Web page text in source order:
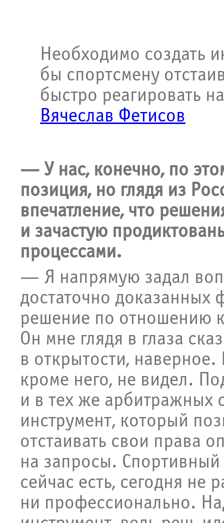
Необходимо создать
бы спортсмену
быстро реагировать
Вячеслав Фетисов
— У нас, конечно, по
позиция, но глядя из
впечатление, что
и зачастую
процессами.
— Я напрямую задал
достаточно доказанных
решение по отношению
Он мне глядя в глаза
в открытости,
кроме него, не видел.
и в тех же арбитражных
инструмент, который
отстаивать свои права
на запросы.
сейчас есть, сегодня не
ни профессионально.